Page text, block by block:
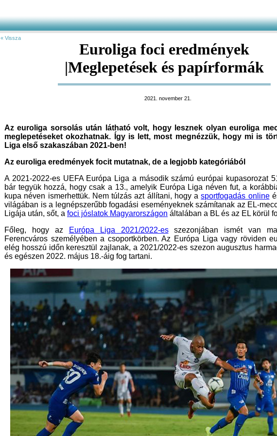
« Vissza
Euroliga foci eredmények
|Meglepetések és papírformák
2021. november 21.
Az euroliga sorsolás után látható volt, hogy lesznek olyan euroliga
meglepetéseket okozhatnak. Így is lett, most megnézzük, hogy mi is
Liga első szakaszában 2021-ben!
Az euroliga eredmények focit mutatnak, de a legjobb kategóriából
A 2021-2022-es UEFA Európa Liga a második számú európai kupasorozat
bár tegyük hozzá, hogy csak a 13., amelyik Európa Liga néven fut, a
kupa néven ismerhettük. Nem túlzás azt állítani, hogy asportfogadás online
Ligája után, sőt, a foci jóslatok Magyarországon általában a BL és az EL körül
Főleg, hogy az
Európa Liga 2021/2022-esszezonjában ismét van
Ferencváros személyében a csoportkörben. Az Európa
elég hosszú időn keresztül zajlanak, a 2021/2022-es szezon
és egészen 2022. május 18.-áig fog tartani.